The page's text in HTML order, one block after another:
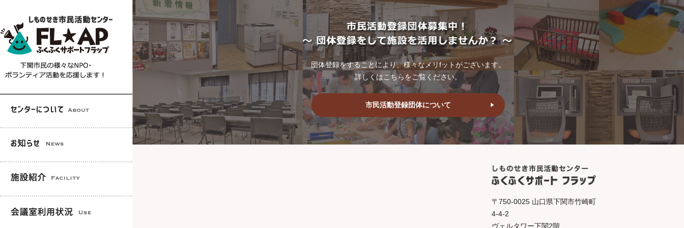
団体登録をすることにより、様々なメリfットがございます。
詳しくはこちらをご覧ください。
市民活動登録団体について
〒750-0025 山口県下関市竹崎町
4-4-2
ヴェルタワー下関2階